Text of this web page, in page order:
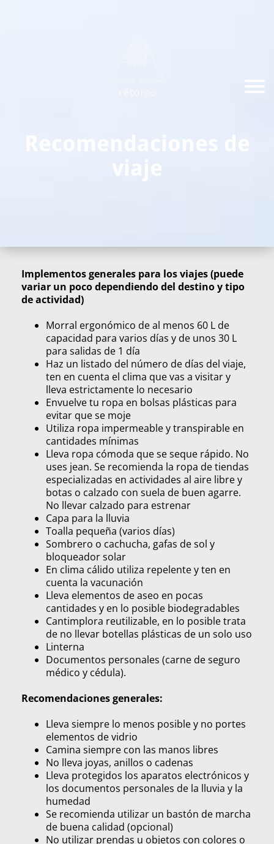
Recomendaciones de
viaje
Implementos generales para los viajes (puede
variar un poco dependiendo del destino y tipo
de actividad)
Morral ergonómico de al menos 60 L de
capacidad para varios días y de unos 30 L
para salidas de 1 día
Haz un listado del número de días del viaje,
ten en cuenta el clima que vas a visitar y
lleva estrictamente lo necesario
Envuelve tu ropa en bolsas plásticas para
evitar que se moje
Utiliza ropa impermeable y transpirable en
cantidades mínimas
Lleva ropa cómoda que se seque rápido. No
uses jean. Se recomienda la ropa de tiendas
especializadas en actividades al aire libre y
botas o calzado con suela de buen agarre.
No llevar calzado para estrenar
Capa para la lluvia
Toalla pequeña (varios días)
Sombrero o cachucha, gafas de sol y
bloqueador solar
En clima cálido utiliza repelente y ten en
cuenta la vacunación
Lleva elementos de aseo en pocas
cantidades y en lo posible biodegradables
Cantimplora reutilizable, en lo posible trata
de no llevar botellas plásticas de un solo uso
Linterna
Documentos personales (carne de seguro
médico y cédula).
Recomendaciones generales:
Lleva siempre lo menos posible y no portes
elementos de vidrio
Camina siempre con las manos libres
No lleva joyas, anillos o cadenas
Lleva protegidos los aparatos electrónicos y
los documentos personales de la lluvia y la
humedad
Se recomienda utilizar un bastón de marcha
de buena calidad (opcional)
No utilizar prendas u objetos con colores o